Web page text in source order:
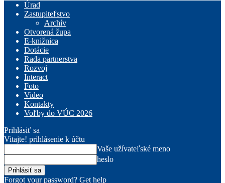
Úrad
Zastupiteľstvo
Archív
Otvorená župa
E-knižnica
Dotácie
Rada partnerstva
Rozvoj
Interact
Foto
Video
Kontakty
Voľby do VÚC 2026
Prihlásiť sa
Vitajte! prihlásenie k účtu
Vaše užívateľské meno
heslo
Forgot your password? Get help